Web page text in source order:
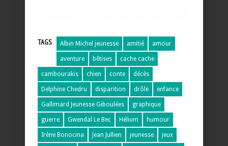
TAGS Albin Michel jeunesse amitié amour
aventure bêtises cache cache
cambourakis chien conte décès
Delphine Chedru disparition drôle enfance
Gallimard Jeunesse Giboulées graphique
guerre Gwendal Le Bec Hélium humour
Irène Bonocina Jean Jullien jeunesse jeux